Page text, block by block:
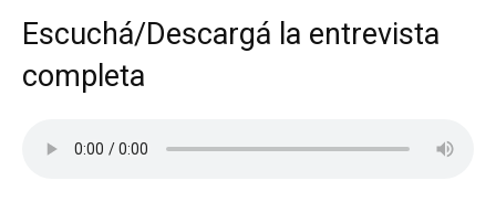
Escuchá/Descargá la entrevista
completa